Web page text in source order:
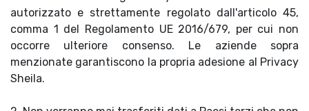
autorizzato e strettamente regolato dall'articolo 45,
comma 1 del Regolamento UE 2016/679, per cui non
occorre ulteriore consenso. Le aziende sopra
menzionate garantiscono la propria adesione al Privacy
Sheila.